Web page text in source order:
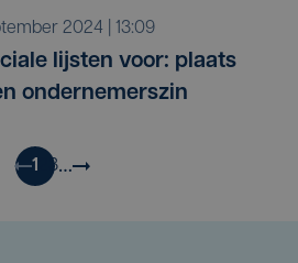
2024 | 13:09
lijsten voor: plaats
ondernemerszin
1 3…